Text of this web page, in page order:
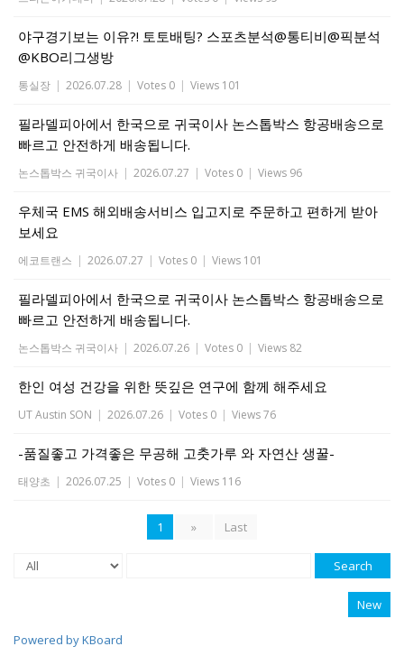
야구경기보는 이유?! 토토배팅? 스포츠분석@통티비@픽분석
@KBO리그생방
통실장 | 2026.07.28 | Votes 0 | Views 101
필라델피아에서 한국으로 귀국이사 논스톱박스 항공배송으로
빠르고 안전하게 배송됩니다.
논스톱박스 귀국이사 | 2026.07.27 | Votes 0 | Views 96
우체국 EMS 해외배송서비스 입고지로 주문하고 편하게 받아
보세요
에코트랜스 | 2026.07.27 | Votes 0 | Views 101
필라델피아에서 한국으로 귀국이사 논스톱박스 항공배송으로
빠르고 안전하게 배송됩니다.
논스톱박스 귀국이사 | 2026.07.26 | Votes 0 | Views 82
한인 여성 건강을 위한 뜻깊은 연구에 함께 해주세요
UT Austin SON | 2026.07.26 | Votes 0 | Views 76
-품질좋고 가격좋은 무공해 고춧가루 와 자연산 생꿀-
태양초 | 2026.07.25 | Votes 0 | Views 116
1 » Last
Search
New
Powered by KBoard